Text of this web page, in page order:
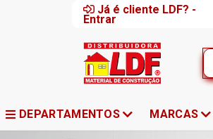
Já é cliente LDF? -
Entrar
DEPARTAMENTOS MARCAS